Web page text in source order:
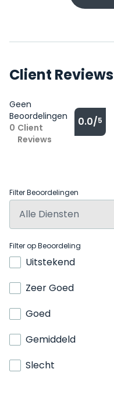
Client Reviews
Geen
Beoordelingen
0 Client
Reviews
0.0/5
Filter Beoordelingen
Filter op Beoordeling
Uitstekend
Zeer Goed
Goed
Gemiddeld
Slecht